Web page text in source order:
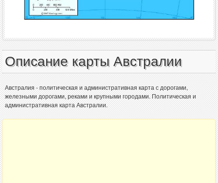
Описание карты Австралии
Австралия - политическая и административная карта с дорогами,
железными дорогами, реками и крупными городами. Политическая и
административная карта Австралии.